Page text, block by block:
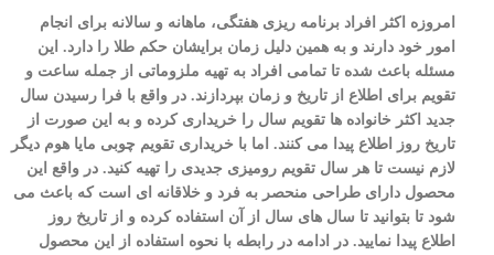
امروزه اکثر افراد برنامه ریزی هفتگی، ماهانه و سالانه برای انجام
امور خود دارند و به همین دلیل زمان برایشان حکم طلا را دارد. این
مسئله باعث شده تا تمامی افراد به تهیه ملزوماتی از جمله ساعت و
تقویم برای اطلاع از تاریخ و زمان بپردازند. در واقع با فرا رسیدن سال
جدید اکثر خانواده ها تقویم سال را خریداری کرده و به این صورت از
تاریخ روز اطلاع پیدا می کنند. اما با خریداری تقویم چوبی مایا هوم دیگر
لازم نیست تا هر سال تقویم رومیزی جدیدی را تهیه کنید. در واقع این
محصول دارای طراحی منحصر به فرد و خلاقانه ای است که باعث می
شود تا بتوانید تا سال های سال از آن استفاده کرده و از تاریخ روز
اطلاع پیدا نمایید. در ادامه در رابطه با نحوه استفاده از این محصول